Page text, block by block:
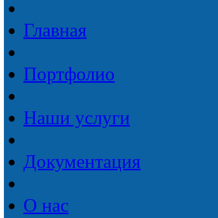
Главная
Портфолио
Наши услуги
Документация
О нас